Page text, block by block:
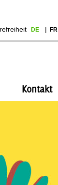
DE FR
Kontakt